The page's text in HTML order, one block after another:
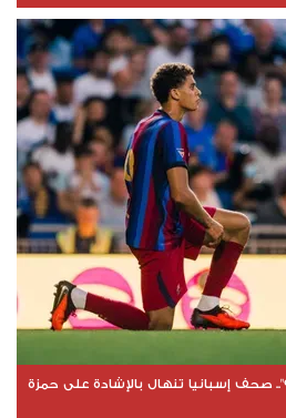
الفرعون يرشح نفسه للرقم "9".. صحف إسبانيا تنهال بالإشادة على حمزة